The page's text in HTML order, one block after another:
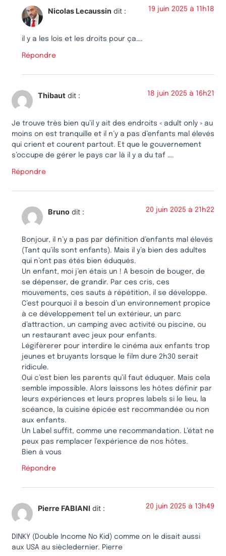
Nicolas Lecaussin dit : 19 juin 2025 à 11h18
il y a les lois et les droits pour ça….
Répondre
Thibaut dit : 18 juin 2025 à 16h21
Je trouve très bien qu’il y ait des endroits « adult only » au
moins on est tranquille et il n’y a pas d’enfants mal élevés
qui crient et courent partout. Et que le gouvernement
s’occupe de gérer le pays car là il y a du taf ….
Répondre
Bruno dit : 20 juin 2025 à 21h22
Bonjour, il n’y a pas par définition d’enfants mal élevés
(Tant qu’ils sont enfants). Mais il y’a bien des adultes
qui n’ont pas étés bien éduqués.
Un enfant, moi j’en étais un ! A besoin de bouger, de
se dépenser, de grandir. Par ces cris, ces
mouvements, ces sauts à répétition, il se développe.
C’est pourquoi il a besoin d’un environnement propice
à ce développement tel un extérieur, un parc
d’attraction, un camping avec activité ou piscine, ou
un restaurant avec jeux pour enfants.
Légifèrerer pour interdire le cinéma aux enfants trop
jeunes et bruyants lorsque le film dure 2h30 serait
ridicule.
Oui c’est bien les parents qu’il faut éduquer. Mais cela
semble impossible. Alors laissons les hôtes définir par
leurs expériences et leurs propres labels si le lieu, la
scéance, la cuisine épicée est recommandée ou non
aux enfants.
Un Label suffit, comme une recommandation. L’état ne
peux pas remplacer l’expérience de nos hôtes.
Bien à vous
Répondre
Pierre FABIANI dit : 20 juin 2025 à 13h49
DINKY (Double Income No Kid) comme on le disait aussi
aux USA au siècledernier. Pierre